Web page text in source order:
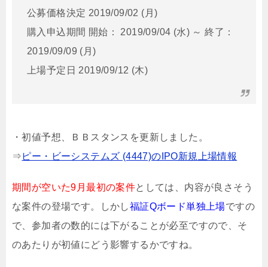
公募価格決定 2019/09/02 (月)
購入申込期間 開始： 2019/09/04 (水) ～ 終了：
2019/09/09 (月)
上場予定日 2019/09/12 (木)
・初値予想、ＢＢスタンスを更新しました。
⇒ ピー・ビーシステムズ (4447)のIPO新規上場情報
期間が空いた9月最初の案件としては、内容が良さそう
な案件の登場です。しかし福証Qボード単独上場ですの
で、参加者の数的には下がることが必至ですので、そ
のあたりが初値にどう影響するかですね。